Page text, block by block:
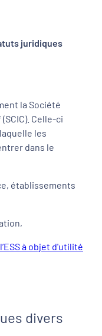
juridiques
la Société
Celle-ci
les
dans le
établissements
à objet d'utilité
divers